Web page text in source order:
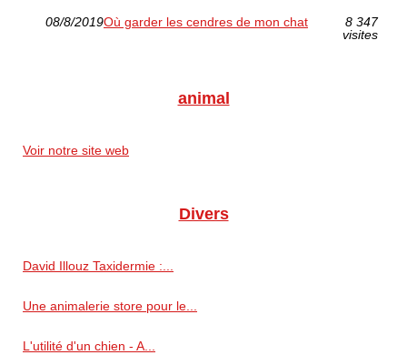
08/8/2019Où garder les cendres de mon chat
8 347
visites
animal
Voir notre site web
Divers
David Illouz Taxidermie :...
Une animalerie store pour le...
L'utilité d'un chien - A...